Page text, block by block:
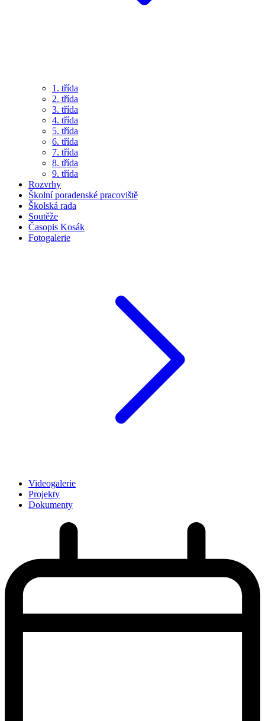
1. třída
2. třída
3. třída
4. třída
5. třída
6. třída
7. třída
8. třída
9. třída
Rozvrhy
Školní poradenské pracoviště
Školská rada
Soutěže
Časopis Kosák
Fotogalerie
Videogalerie
Projekty
Dokumenty